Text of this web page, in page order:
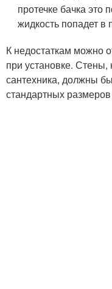
протечке бачка это
жидкость попадет в
К недостаткам можно
при установке. Стены,
сантехника, должны
стандартных